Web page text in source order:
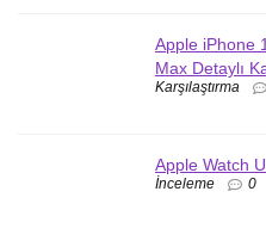
Apple iPhone
Max Detaylı
Karşılaştırma
Apple Watch
İnceleme 0